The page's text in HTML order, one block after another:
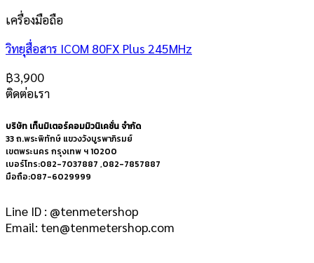
เครื่องมือถือ
วิทยุสื่อสาร ICOM 80FX Plus 245MHz
฿3,900
ติดต่อเรา
บริษัท เท็นมิเตอร์คอมมิวนิเคชั่น จำกัด
33 ถ.พระพิทักษ์ แขวงวังบูรพาภิรมย์
เขตพระนคร กรุงเทพ ฯ 10200
เบอร์โทร:082-7037887 ,082-7857887
มือถือ:087-6029999
Line ID : @tenmetershop
Email: ten@tenmetershop.com